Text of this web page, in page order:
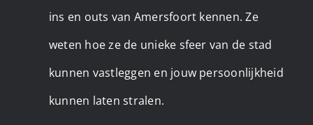
ins en outs van Amersfoort kennen. Ze
weten hoe ze de unieke sfeer van de stad
kunnen vastleggen en jouw persoonlijkheid
kunnen laten stralen.